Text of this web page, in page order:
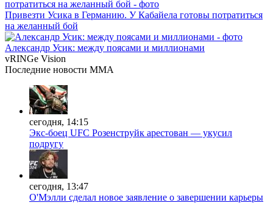
Привезти Усика в Германию. У Кабайела готовы потратиться
на желанный бой
Александр Усик: между поясами и миллионами
vRINGe Vision
Последние новости MMA
сегодня, 14:15
Экс-боец UFC Розенструйк арестован — укусил
подругу
сегодня, 13:47
О'Мэлли сделал новое заявление о завершении карьеры